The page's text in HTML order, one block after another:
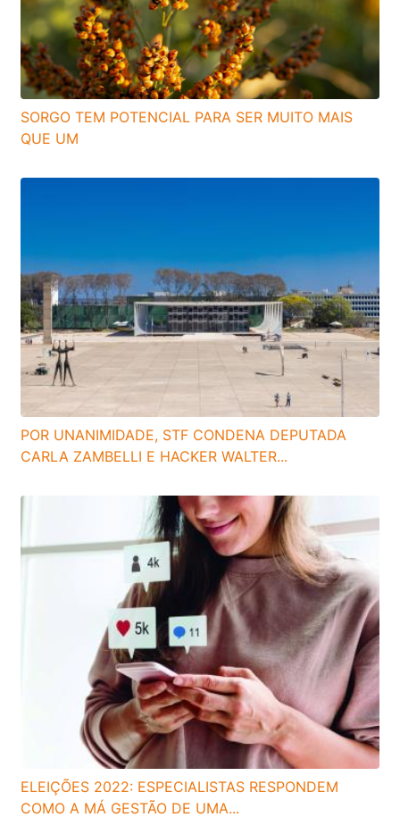
SORGO TEM POTENCIAL PARA SER MUITO MAIS
QUE UM
POR UNANIMIDADE, STF CONDENA DEPUTADA
CARLA ZAMBELLI E HACKER WALTER...
ELEIÇÕES 2022: ESPECIALISTAS RESPONDEM
COMO A MÁ GESTÃO DE UMA...